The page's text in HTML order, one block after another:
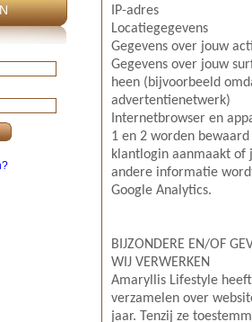
IP-adres
Locatiegegevens
Gegevens over jouw
Gegevens over jouw
heen (bijvoorbeeld
advertentienetwerk)
Internetbrowser en
1 en 2 worden
klantlogin aanmaakt of
andere informatie
Google Analytics.
BIJZONDERE EN/OF
WIJ VERWERKEN
Amaryllis Lifestyle
verzamelen over
jaar. Tenzij ze